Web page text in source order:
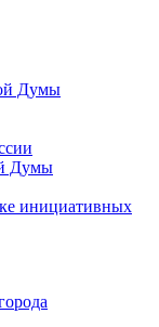
Думы
Думы
инициативных